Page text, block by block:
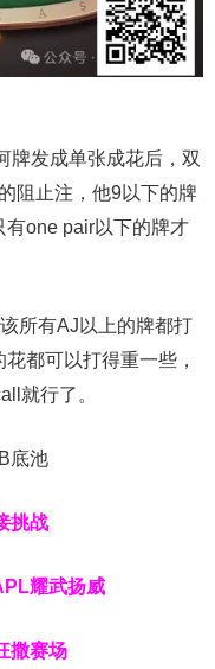
牌发成单张成花后，双
阻止注，他9以下的牌
one pair以下的牌才
所有AJ以上的牌都打
都可以打得重一些，
就行了。
底池
挑战
耀武扬威
撒赛场